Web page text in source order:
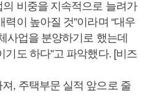
비중을 지속적으로 늘려가
이 높아질 것”이라며 “대우
사업을 분양하기로 했는데
도 하다”고 파악했다. [비즈